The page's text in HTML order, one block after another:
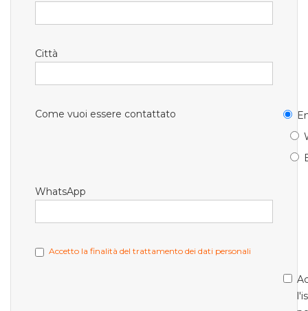
Città
Come vuoi essere contattato
WhatsApp
Accetto la finalità del trattamento dei dati personali